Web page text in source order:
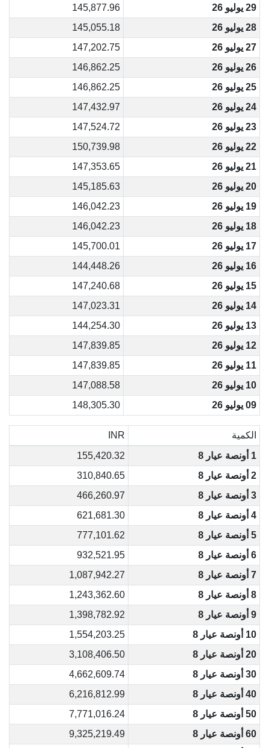
29 يوليو 26
145,877.96
28 يوليو 26
145,055.18
27 يوليو 26
147,202.75
26 يوليو 26
146,862.25
25 يوليو 26
146,862.25
24 يوليو 26
147,432.97
23 يوليو 26
147,524.72
22 يوليو 26
150,739.98
21 يوليو 26
147,353.65
20 يوليو 26
145,185.63
19 يوليو 26
146,042.23
18 يوليو 26
146,042.23
17 يوليو 26
145,700.01
16 يوليو 26
144,448.26
15 يوليو 26
147,240.68
14 يوليو 26
147,023.31
13 يوليو 26
144,254.30
12 يوليو 26
147,839.85
11 يوليو 26
147,839.85
10 يوليو 26
147,088.58
09 يوليو 26
148,305.30
الكمية
INR
1 أونصة عيار 8
155,420.32
2 أونصة عيار 8
310,840.65
3 أونصة عيار 8
466,260.97
4 أونصة عيار 8
621,681.30
5 أونصة عيار 8
777,101.62
6 أونصة عيار 8
932,521.95
7 أونصة عيار 8
1,087,942.27
8 أونصة عيار 8
1,243,362.60
9 أونصة عيار 8
1,398,782.92
10 أونصة عيار 8
1,554,203.25
20 أونصة عيار 8
3,108,406.50
30 أونصة عيار 8
4,662,609.74
40 أونصة عيار 8
6,216,812.99
50 أونصة عيار 8
7,771,016.24
60 أونصة عيار 8
9,325,219.49